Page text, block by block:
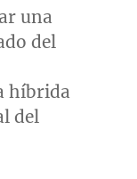
una
del
híbrida
del